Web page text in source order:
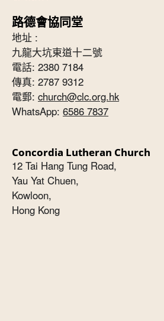
路德會協同堂
地址 :
九龍大坑東道十二號
電話: 2380 7184
傳真: 2787 9312
電郵: church@clc.org.hk
WhatsApp: 6586 7837
Concordia Lutheran Church
12 Tai Hang Tung Road,
Yau Yat Chuen,
Kowloon,
Hong Kong